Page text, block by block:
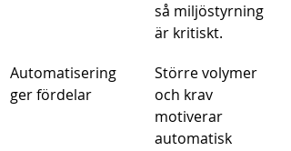
så miljöstyrning
är kritiskt.
Automatisering
ger fördelar
Större volymer
och krav
motiverar
automatisk